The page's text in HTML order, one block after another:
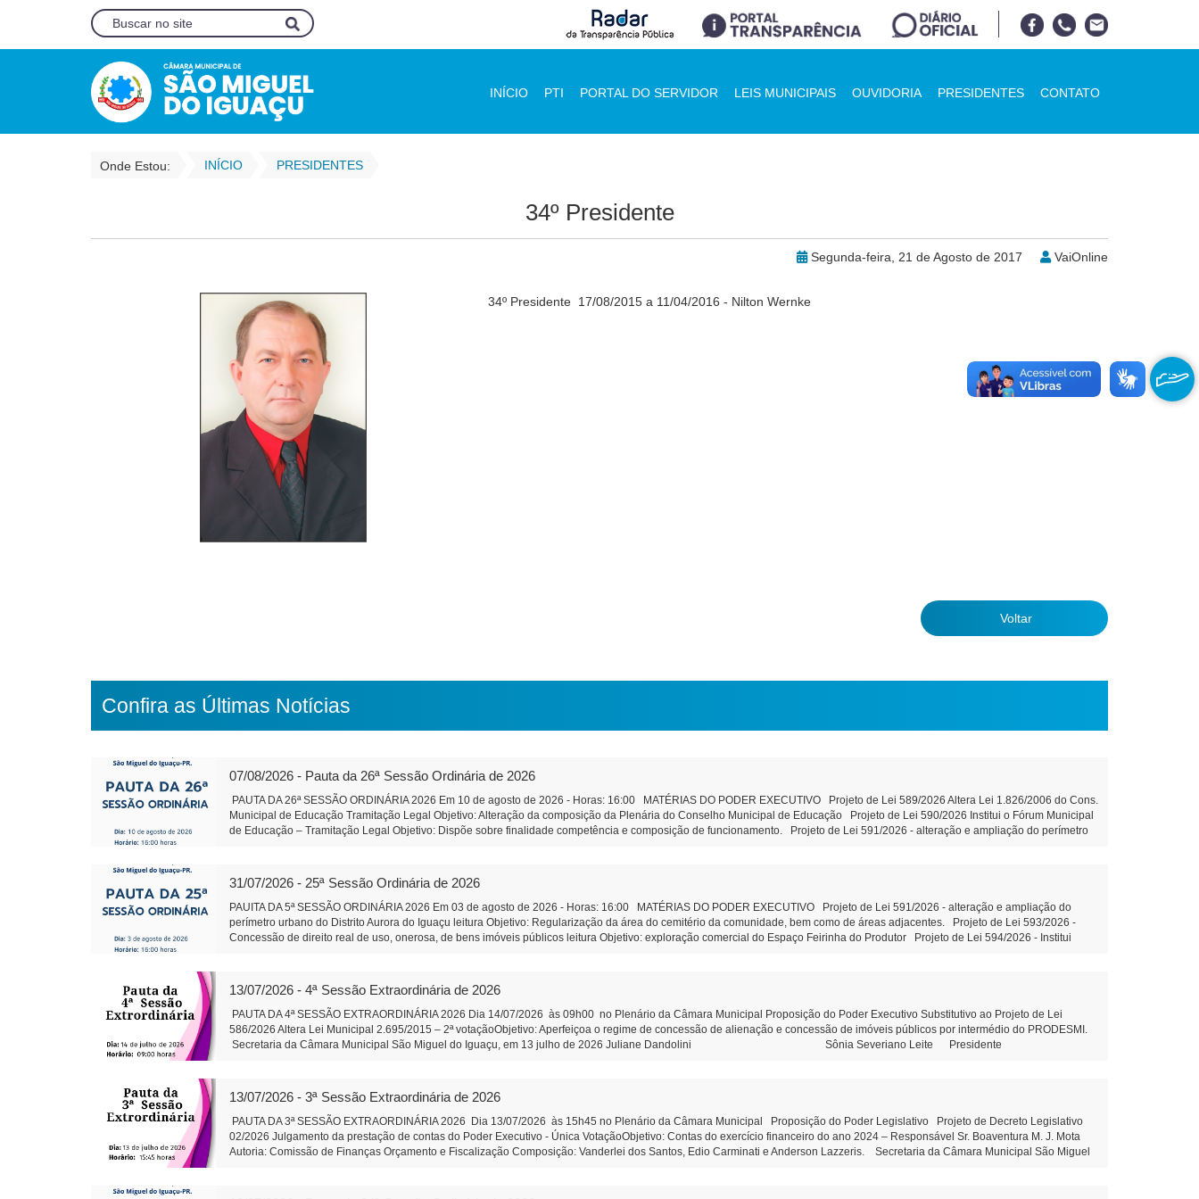
INÍCIO PTI PORTAL DO SERVIDOR LEIS MUNICIPAIS OUVIDORIA PRESIDENTES CONTATO
Onde Estou: INÍCIO PRESIDENTES
34º Presidente
VaiOnline
Segunda-feira, 21 de Agosto de 2017
34º Presidente 17/08/2015 a 11/04/2016 - Nilton Wernke
Voltar
Confira as Últimas Notícias
07/08/2026 - Pauta da 26ª Sessão Ordinária de 2026
PAUTA DA 26ª SESSÃO ORDINÁRIA 2026 Em 10 de agosto de 2026 - Horas: 16:00 MATÉRIAS DO PODER EXECUTIVO Projeto de Lei 589/2026 Altera Lei 1.826/2006 do Cons.
Municipal de Educação Tramitação Legal Objetivo: Alteração da composição da Plenária do Conselho Municipal de Educação Projeto de Lei 590/2026 Institui o Fórum Municipal
de Educação – Tramitação Legal Objetivo: Dispõe sobre finalidade competência e composição de funcionamento. Projeto de Lei 591/2026 - alteração e ampliação do perímetro
Conselho de Política de Administração e Remuneração de Pessoal Objetivo: Efetividade à ao do art. 39 da Constituição Federal e outras providências - Tramitação Legal Projeto
de Lei 595/2026 - Qualificação, no âmbito do Município, de pessoas jurídicas de direito privado, sem fins lucrativos Tramitação Legal Objetivo: Terceirização da gestão hospitalar
por meio de Organização Social qualificada. PROPOSIÇÕES DA CÂMARA MUNICIPAL Projeto de Lei 592/2026 - Altera piso salarial de servidores do quadro de pessoal efetivo
da Câmara Objetivo: Corrigir uma defasagem remuneratória do cargo Aux.de Serviços gerais - aguarda 2ª votação Indicação 81/2026: Construção de uma Creche no Distrito de
Santa Rosa do Ocoi Autor: Vereador Anderson Lazzeris Indicação 83/2026: Agilidade na prestação de serviços, da Empresa terceirizada, para manutenção da rede de iluminação
31/07/2026 - 25ª Sessão Ordinária de 2026
PAUITA DA 5ª SESSÃO ORDINÁRIA 2026 Em 03 de agosto de 2026 - Horas: 16:00 MATÉRIAS DO PODER EXECUTIVO Projeto de Lei 591/2026 - alteração e ampliação do
perímetro urbano do Distrito Aurora do Iguaçu leitura Objetivo: Regularização da área do cemitério da comunidade, bem como de áreas adjacentes. Projeto de Lei 593/2026 -
Concessão de direito real de uso, onerosa, de bens imóveis públicos leitura Objetivo: exploração comercial do Espaço Feirinha do Produtor Projeto de Lei 594/2026 - Institui
gestão hospitalar por meio de Organização Social qualificada. Projeto de Lei 589/2026 - Altera Lei 1.826/2006 do Cons. Municipal de Educação Tramitação Legal Objetivo:
Alteração da composição da Plenária do Conselho Municipal de Educação Projeto de Lei 590/2026 - Institui o Fórum Municipal de Educação – Tramitação Legal Objetivo: Dispõe
sobre finalidade competência e composição de funcionamento. PROPOSIÇÕES DA CÂMARA MUNICIPAL Projeto de Resolução 03/2026 - Prorroga o prazo para conclusão dos
trabalhos da Comissão instituída para análise e revisão da Lei Orgânica do Município de São Miguel do Iguaçu, e dá outras providências. Projeto de Lei 592/2026 - Altera piso
salarial de servidores do quadro de pessoal efetivo da Câmara Municipal Objetivo: Corrigir uma defasagem remuneratória do cargo Aux.de Serviços gerais - leitura Indicação
Rosa do Ocoi Autor: Vereador Anderson Lazzeris Indicação 82/2026 - Faixa de estacionamento na rua coberta Addy Maria Dall’Oglio Cavalca Autor: Vereador Evandro Ghellere
Secretaria da Câmara Municipal - São Miguel do Iguaçu-PR, em 31 de julho de 2026 Juliane Dandolini Sônia Severiano
Presidente Auxiliar de Administração
13/07/2026 - 4ª Sessão Extraordinária de 2026
PAUTA DA 4ª SESSÃO EXTRAORDINÁRIA 2026 Dia 14/07/2026 às 09h00 no Plenário da Câmara Municipal Proposição do Poder Executivo Substitutivo ao Projeto de Lei
586/2026 Altera Lei Municipal 2.695/2015 – 2ª votaçãoObjetivo: Aperfeiçoa o regime de concessão de alienação e concessão de imóveis públicos por intermédio do PRODESMI.
Secretaria da Câmara Municipal São Miguel do Iguaçu, em 13 julho de 2026 Juliane Dandolini Sônia Severiano Leite Presidente
13/07/2026 - 3ª Sessão Extraordinária de 2026
PAUTA DA 3ª SESSÃO EXTRAORDINÁRIA 2026 Dia 13/07/2026 às 15h45 no Plenário da Câmara Municipal Proposição do Poder Legislativo Projeto de Decreto Legislativo
02/2026 Julgamento da prestação de contas do Poder Executivo - Única VotaçãoObjetivo: Contas do exercício financeiro do ano 2024 – Responsável Sr. Boaventura M. J. Mota
Autoria: Comissão de Finanças Orçamento e Fiscalização Composição: Vanderlei dos Santos, Edio Carminati e Anderson Lazzeris. Secretaria da Câmara Municipal São Miguel